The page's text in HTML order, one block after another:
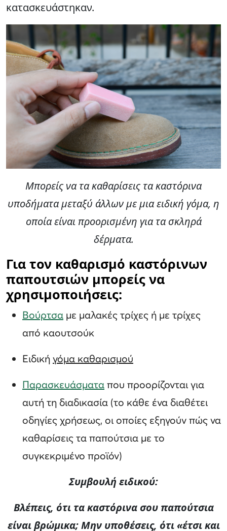
κατασκευάστηκαν.
Μπορείς να τα καθαρίσεις τα καστόρινα
υποδήματα μεταξύ άλλων με μια ειδική γόμα, η
οποία είναι προορισμένη για τα σκληρά
δέρματα.
Για τον καθαρισμό καστόρινων
παπουτσιών μπορείς να
χρησιμοποιήσεις:
Βούρτσα με μαλακές τρίχες ή με τρίχες
από καουτσούκ
Ειδική γόμα καθαρισμού
Παρασκευάσματα που προορίζονται για
αυτή τη διαδικασία (το κάθε ένα διαθέτει
οδηγίες χρήσεως, οι οποίες εξηγούν πώς να
καθαρίσεις τα παπούτσια με το
συγκεκριμένο προϊόν)
Συμβουλή ειδικού:
Βλέπεις, ότι τα καστόρινα σου παπούτσια
είναι βρώμικα; Μην υποθέσεις, ότι «έτσι και